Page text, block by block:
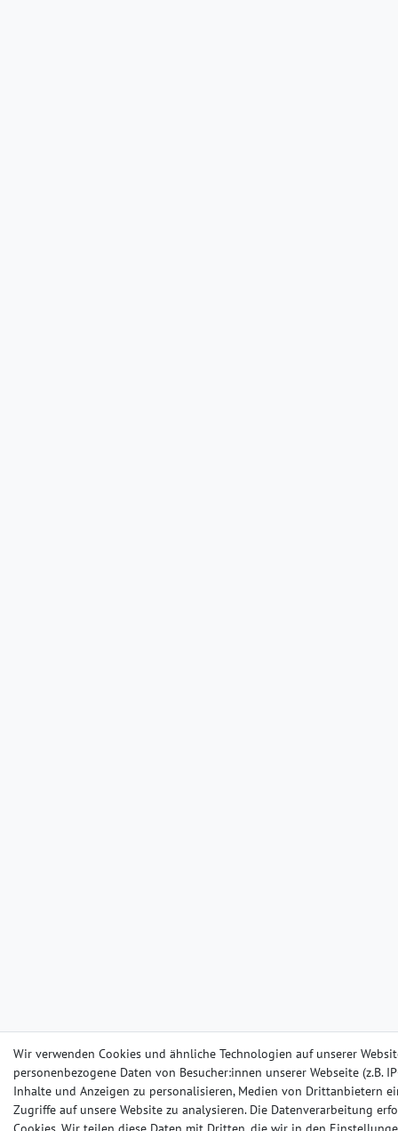
Wir verwenden Cookies und ähnliche Technologien auf unserer
personenbezogene Daten von Besucher:innen unserer Webseite (z.B.
Inhalte und Anzeigen zu personalisieren, Medien von Drittanbietern
Zugriffe auf unsere Website zu analysieren. Die Datenverarbeitung